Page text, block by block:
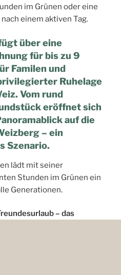
im Grünen oder eine
einem aktiven Tag.
übereine
für bis zu 9
Familen und
Ruhelage
Vom rund
eröffnet sich
auf die
– ein
Szenario.
lädt mit seiner
Stunden im Grünen ein
Generationen.
– das